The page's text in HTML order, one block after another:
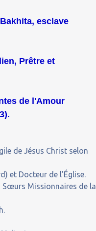
esclave
Prêtre et
de l'Amour
de Jésus Christ selon
et Docteur de l'Église.
Sœurs Missionnaires de la